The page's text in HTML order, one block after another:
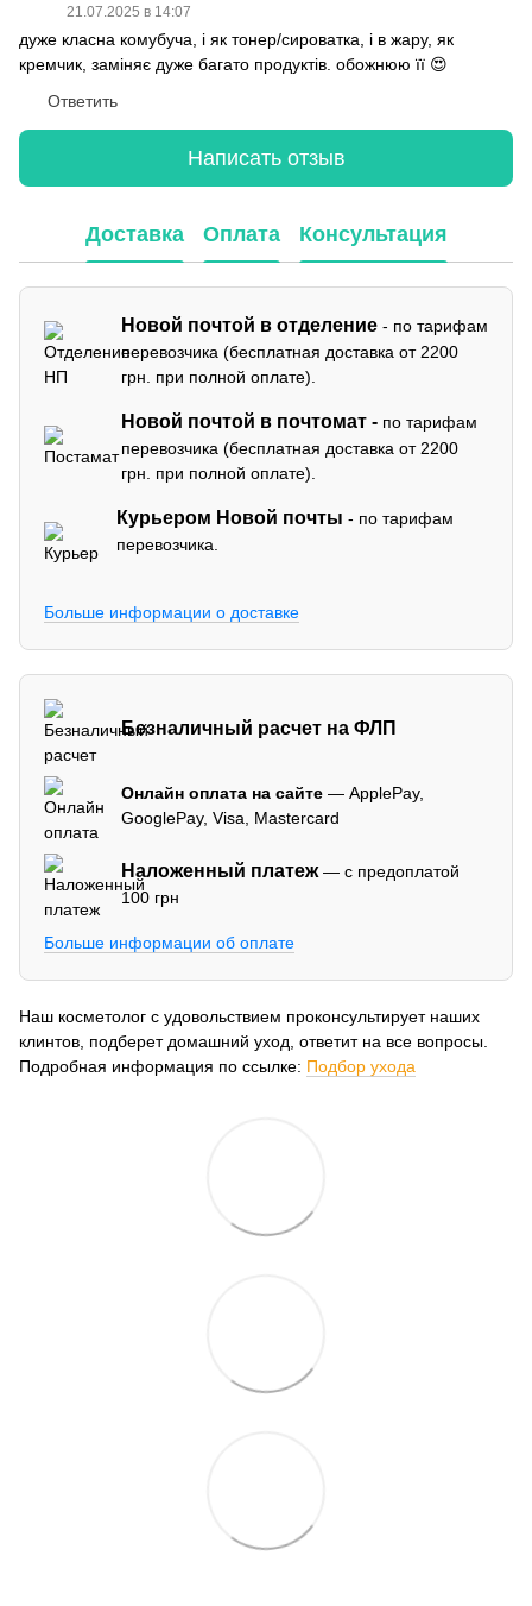
21.07.2025 в 14:07
дуже класна комубуча, і як тонер/сироватка, і в жару, як
кремчик, заміняє дуже багато продуктів. обожнюю її 😍
Ответить
Написать отзыв
Доставка Оплата Консультация
Новой почтой в отделение - по тарифам
перевозчика (бесплатная доставка от 2200
грн. при полной оплате).
Новой почтой в почтомат - по тарифам
перевозчика (бесплатная доставка от 2200
грн. при полной оплате).
Курьером Новой почты - по тарифам
перевозчика.
Больше информации о доставке
Безналичный расчет на ФЛП
Онлайн оплата на сайте — ApplePay,
GooglePay, Visa, Mastercard
Наложенный платеж— с предоплатой
100 грн
Больше информации об оплате
Наш косметолог с удовольствием проконсультирует наших
клинтов, подберет домашний уход, ответит на все вопросы.
Подробная информация по ссылке: Подбор ухода